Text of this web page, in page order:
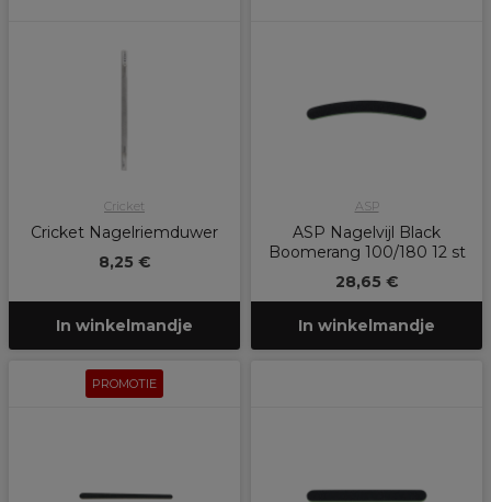
Cricket
Cricket Nagelriemduwer
8,25 €
In winkelmandje
ASP
ASP Nagelvijl Black
Boomerang 100/180 12 st
28,65 €
In winkelmandje
PROMOTIE